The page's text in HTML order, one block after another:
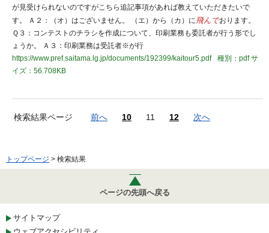
が見受けられないのですがこちら追記事項があれば教えていただきたいで
す。 Ａ２：（オ）はございません。 （エ）から（カ）に飛んでおります。
Ｑ３：コンテストのチラシを作成について、印刷業務も委託者が行う形でし
ょうか。 Ａ３：印刷業務は受託者※が行
https://www.pref.saitama.lg.jp/documents/192399/kaitour5.pdf
種別：pdfサ
イズ：56.708KB
検索結果ページ 前へ 10 11 12 次へ
トップページ > 検索結果
ページの先頭へ戻る
サイトマップ